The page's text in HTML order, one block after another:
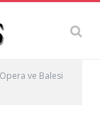
ve Balesi